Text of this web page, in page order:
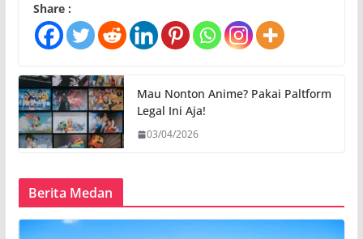
Share :
Mau Nonton Anime? Pakai Paltform
Legal Ini Aja!
03/04/2026
Berita Medan